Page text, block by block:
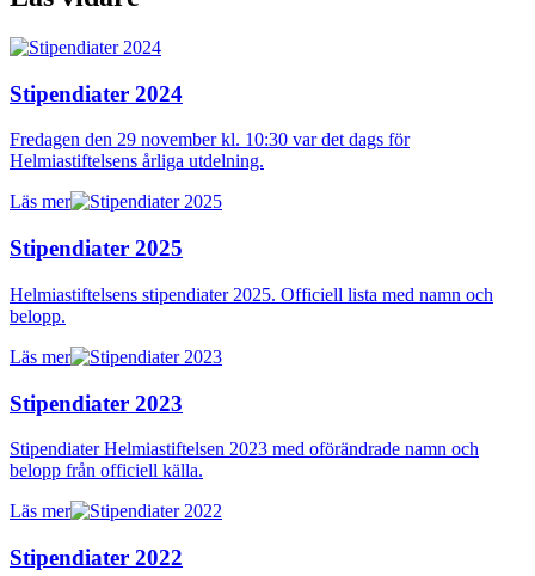
Stipendiater 2024
Fredagen den 29 november kl. 10:30 var det dags för
Helmiastiftelsens årliga utdelning.
Läs mer
Stipendiater 2025
Helmiastiftelsens stipendiater 2025. Officiell lista med namn och
belopp.
Läs mer
Stipendiater 2023
Stipendiater Helmiastiftelsen 2023 med oförändrade namn och
belopp från officiell källa.
Läs mer
Stipendiater 2022